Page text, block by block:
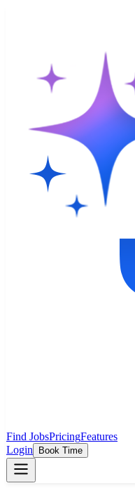
Find JobsPricingFeatures
Login
Book Time